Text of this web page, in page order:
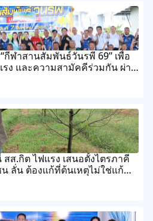
กีฬาสานสัมพันธ์วันรพี 69” เพื่อ
ง และความสามัคคีร่วมกัน ผ่าน
มนันทนาการ
ส.กิต ไฟแรง เสนอตั้งไตรภาคี
ลั่น ต้องแก้ที่ต้นเหตุไม่ใช่แก้